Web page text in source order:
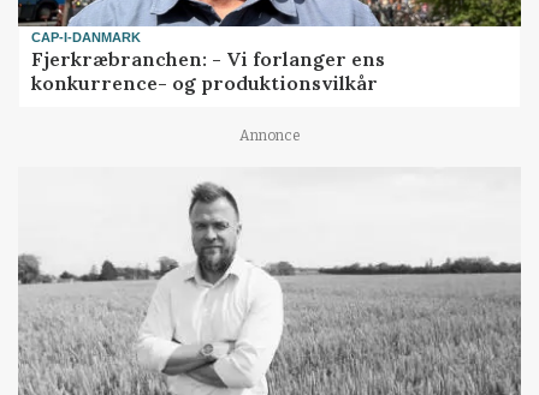
CAP-I-DANMARK
Fjerkræbranchen: - Vi forlanger ens
konkurrence- og produktionsvilkår
Annonce